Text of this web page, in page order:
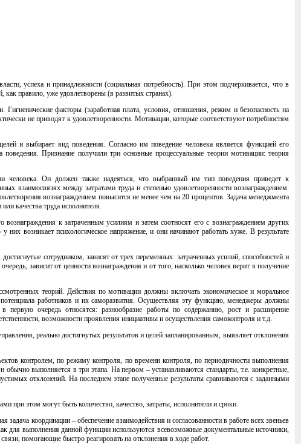
успеха и принадлежности (социальная потребность). При этом подчеркивается, что в
правило, уже удовлетворены (в развитых странах).
факторы (заработная плата, условия, отношения, режим и безопасность на
не приводят к удовлетворенности. Мотивации, которые соответствуют потребностям
и выбирает вид поведения. Согласно им поведение человека является функцией его
Признание получили три основные процессуальные теории мотивации: теория
человека. Он должен также надеяться, что выбранный им тип поведения приведет к
взаимосвязях между затратами труда и степенью удовлетворенности вознаграждением.
вознаграждением повысится не менее чем на 20 процентов. Задача менеджмента
качества труда исполнителя.
к затраченным усилиям и затем соотносят его с вознаграждением других
возникает психологическое напряжение, и они начинают работать хуже. В результате
сотрудником, зависят от трех переменных: затраченных усилий, способностей и
зависит от ценности вознаграждения и от того, насколько человек верит в получение
теорий. Действия по мотивации должны включать экономическое и моральное
работников и их саморазвития. Осуществляя эту функцию, менеджеры должны
первую очередь относятся: разнообразие работы по содержанию, рост и расширение
возможности проявления инициативы и осуществления самоконтроля и т.д.
реально достигнутых результатов и целей запланированным, выявляет отклонения
контролем, по режиму контроля, по времени контроля, по периодичности выполнения
выполняется в три этапа. На первом – устанавливаются стандарты, т.е. конкретные,
отклонений. На последнем этапе полученные результаты сравниваются с заданными
при этом могут быть количество, качество, затраты, исполнители и сроки.
координации – обеспечение взаимодействия и согласованности в работе всех звеньев
для выполнения данной функции используются всевозможные документальные источники,
помогающие быстро реагировать на отклонения в ходе работ.